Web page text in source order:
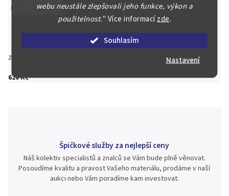
webu neustále zlepšovali jeho funkce, výkon a
použitelnost." Více informacízde.
Souhlasím
Nastavení
620 Kč
Kapsle
Ano
Zeptat se
Špičkové služby za nejlepší ceny
Náš kolektiv specialistů a znalců se Vám bude plně věnovat.
Posoudíme kvalitu a pravost Vašeho materiálu, prodáme v naší
aukci nebo Vám poradíme kam investovat.